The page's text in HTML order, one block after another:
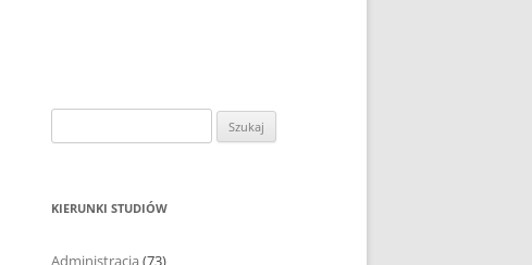
z
KIERUNKI STUDIÓW
Administracja (73)